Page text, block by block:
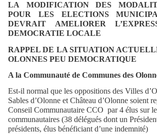
LA
MODIFICATION DES
POUR LES ELECTIONS
DEVRAIT AMELIORER
DEMOCRATIE LOCALE
RAPPEL DE LA SITUATION
OLONNES PEU DEMOCRATIQUE
A la Communauté de Communes des
Est-il normal que les oppositions des Villes
Sables d’Olonne et Château d’Olonne soient
Conseil Communautaire CCO par 4 élus sur
communautaires (38 délégués dont un
présidents, élus bénéficiant d’une indemnité)